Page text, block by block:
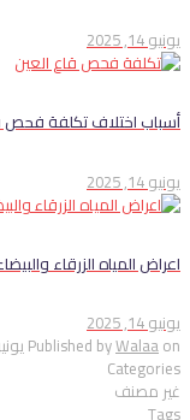
يونيو 14, 2025
أسباب اختلاف تكلفة فحص
يونيو 14, 2025
اعراض المياه الزرقاء
يونيو 14, 2025
Published byWalaaon يونيو
Categories
غير مصنف